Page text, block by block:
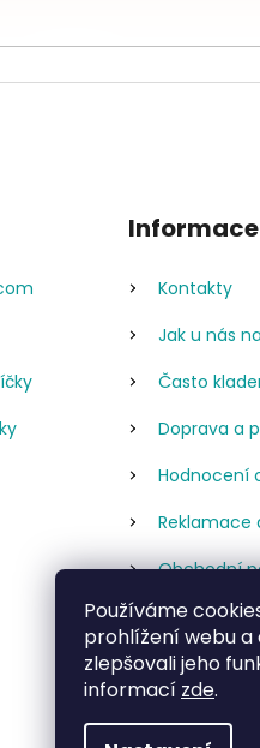
Používáme
prohlížení webu a
zlepšovali jeho
informací zde.
Kontakty
Jak u nás
Často
Doprava a
Hodnocení
Reklamace
Obchodní
Podmínky
údajů
Recenze